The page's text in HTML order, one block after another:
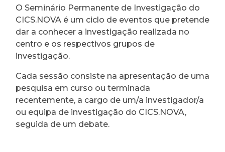
O Seminário Permanente de Investigação do
CICS.NOVA é um ciclo de eventos que pretende
dar a conhecer a investigação realizada no
centro e os respectivos grupos de
investigação.
Cada sessão consiste na apresentação de uma
pesquisa em curso ou terminada
recentemente, a cargo de um/a investigador/a
ou equipa de investigação do CICS.NOVA,
seguida de um debate.